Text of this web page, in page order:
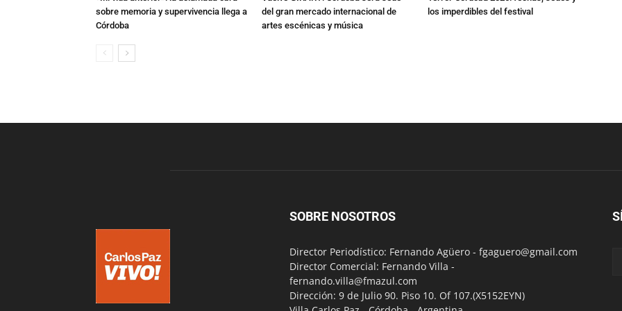
sobre memoria y supervivencia llega a
Córdoba
del gran mercado internacional de
artes escénicas y música
los imperdibles del festival
SOBRE NOSOTROS
Director Periodístico: Fernando Agüero - fgaguero@gmail.com
Director Comercial: Fernando Villa -
fernando.villa@fmazul.com
Dirección: 9 de Julio 90. Piso 10. Of 107.(X5152EYN)